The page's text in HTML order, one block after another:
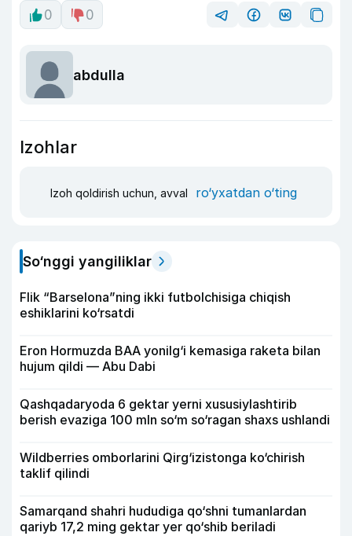
0 0
abdulla
Izohlar
Izoh qoldirish uchun, avval ro‘yxatdan o‘ting
So‘nggi yangiliklar
Flik “Barselona”ning ikki futbolchisiga chiqish
eshiklarini ko‘rsatdi
Eron Hormuzda BAA yonilg‘i kemasiga raketa bilan
hujum qildi — Abu Dabi
Qashqadaryoda 6 gektar yerni xususiylashtirib
berish evaziga 100 mln so‘m so‘ragan shaxs ushlandi
Wildberries omborlarini Qirg‘izistonga ko‘chirish
taklif qilindi
Samarqand shahri hududiga qo‘shni tumanlardan
qariyb 17,2 ming gektar yer qo‘shib beriladi